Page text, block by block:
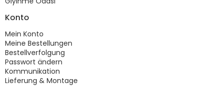
Konto
Mein Konto
Meine Bestellungen
Bestellverfolgung
Passwort ändern
Kommunikation
Lieferung & Montage